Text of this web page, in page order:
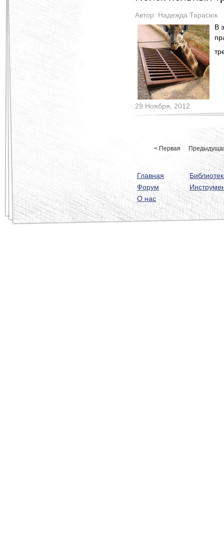
Автор: Надежда Тарасюк
В
29 Ноября, 2012
< Первая
Главная
Форум
О нас